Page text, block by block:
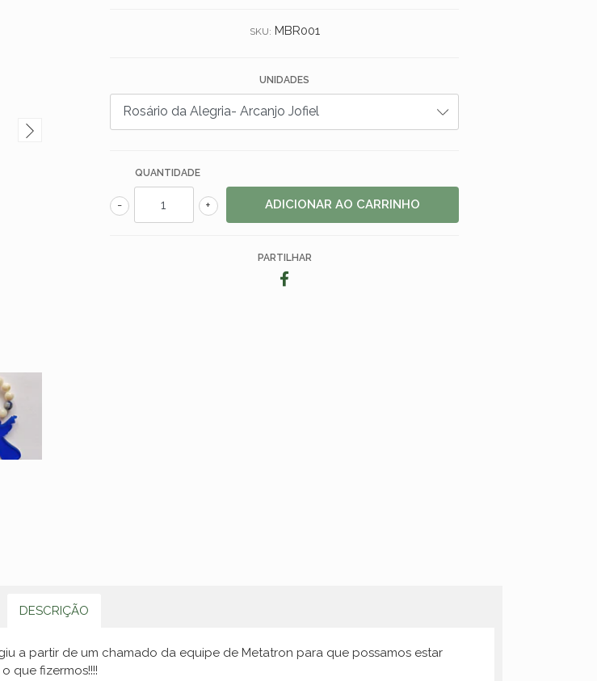
SKU: MBR001
UNIDADES
QUANTIDADE
+
-
PARTILHAR
DESCRIÇÃO
a partir de um chamado da equipe de Metatron para que possamos estar
que fizermos!!!!